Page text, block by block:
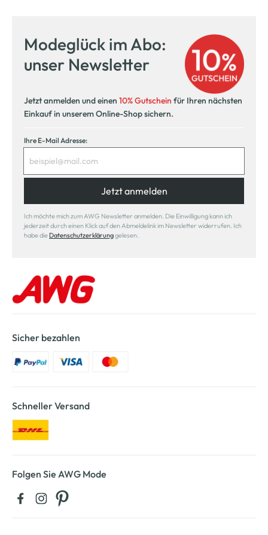
Modeglück im Abo:
unser Newsletter
Jetzt anmelden und einen 10% Gutschein für Ihren nächsten
Einkauf in unserem Online-Shop sichern.
Ihre E-Mail Adresse:
Jetzt anmelden
Ich möchte mich zum AWG Newsletter anmelden. Die Einwilligung kann ich
jederzeit durch einen Klick auf den Abmeldelink im Newsletter widerrufen. Ich
habe die Datenschutzerklärunggelesen.
Sicher bezahlen
Schneller Versand
Folgen Sie AWG Mode